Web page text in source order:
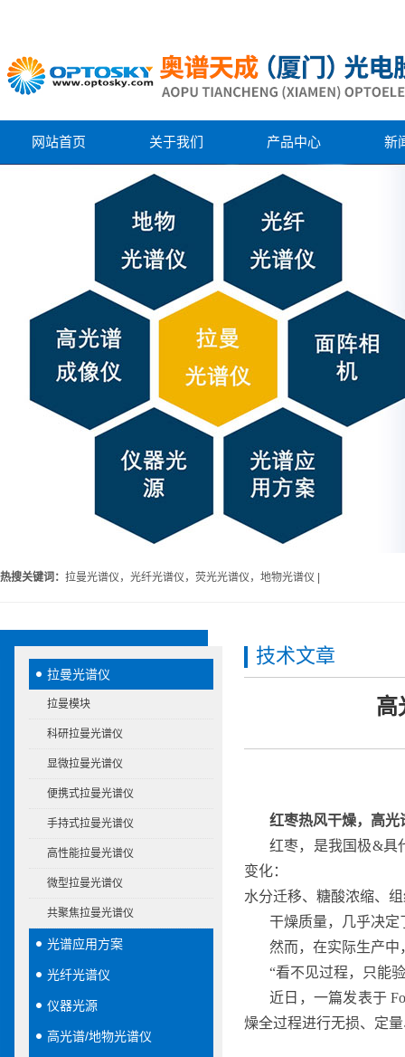
网站首页 关于我们 产品中心 新
热搜关键词： 拉曼光谱仪，光纤光谱仪，荧光光谱仪，地物光谱仪 |
拉曼光谱仪
拉曼模块
科研拉曼光谱仪
显微拉曼光谱仪
便携式拉曼光谱仪
手持式拉曼光谱仪
高性能拉曼光谱仪
微型拉曼光谱仪
共聚焦拉曼光谱仪
光谱应用方案
光纤光谱仪
仪器光源
高光谱/地物光谱仪
技术文章
高
红枣热风干燥，高光
红枣，是我国极&具
变化：
水分迁移、糖酸浓缩、
干燥质量，几乎决定
然而，在实际生产中
“看不见过程，只能
近日，一篇发表于
燥全过程进行无损、定